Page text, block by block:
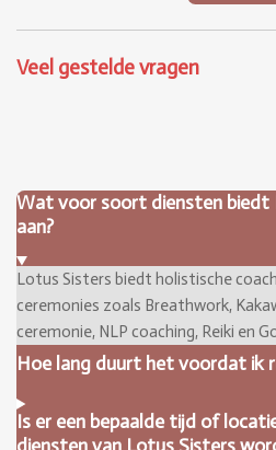
Veel gestelde vragen
Wat voor soort diensten biedt
aan?
Lotus Sisters biedt holistische
ceremonies zoals Breathwork,
ceremonie, NLP coaching, Reiki en
Hoe lang duurt het voordat ik
Is er een bepaalde tijd of